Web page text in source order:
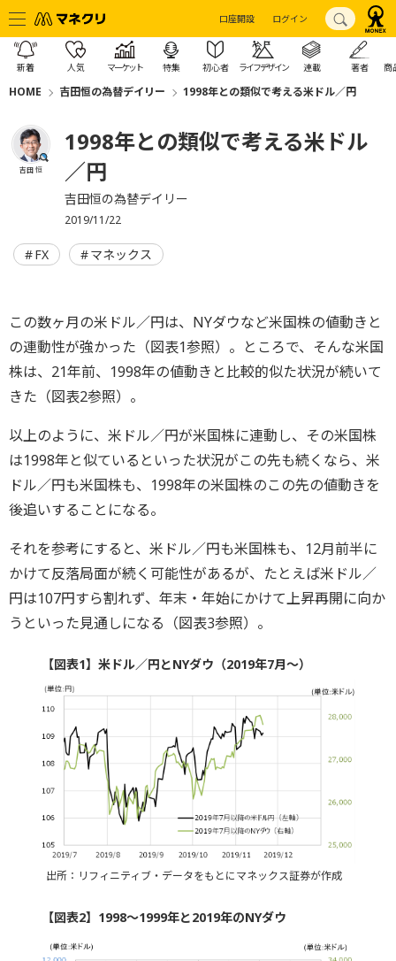
口座開設 ログイン
新着 人気 マーケット 特集 初心者 ライフデザイン 連載 著者 商
HOME 吉田恒の為替デイリー 1998年との類似で考える米ドル／円
吉田 恒
1998年との類似で考える米ドル
／円
吉田恒の為替デイリー
2019/11/22
FX マネックス
この数ヶ月の米ドル／円は、NYダウなど米国株の値動きと
の連動性が強かった（図表1参照）。ところで、そんな米国
株は、21年前、1998年の値動きと比較的似た状況が続いて
きた（図表2参照）。
以上のように、米ドル／円が米国株に連動し、その米国株
は1998年と似ているといった状況がこの先も続くなら、米
ドル／円も米国株も、1998年の米国株のこの先の値動きを
後追いすることになる。
それを参考にすると、米ドル／円も米国株も、12月前半に
かけて反落局面が続く可能性があるが、たとえば米ドル／
円は107円すら割れず、年末・年始にかけて上昇再開に向か
うといった見通しになる（図表3参照）。
【図表1】米ドル／円とNYダウ（2019年7月～）
出所：リフィニティブ・データをもとにマネックス証券が作成
【図表2】1998～1999年と2019年のNYダウ